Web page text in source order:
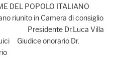
DEL POPOLO ITALIANO
riunito in Camera di consiglio
Presidente Dr.Luca Villa
Giudice onorario Dr.